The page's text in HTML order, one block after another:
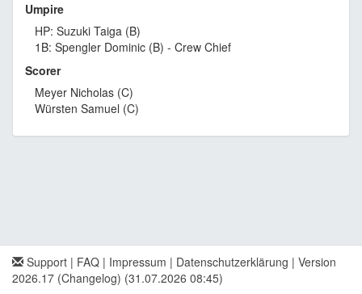
Umpire
HP: Suzuki Taiga (B)
1B: Spengler Dominic (B) - Crew Chief
Scorer
Meyer Nicholas (C)
Würsten Samuel (C)
Support | FAQ | Impressum | Datenschutzerklärung | Version
2026.17 (Changelog) (31.07.2026 08:45)